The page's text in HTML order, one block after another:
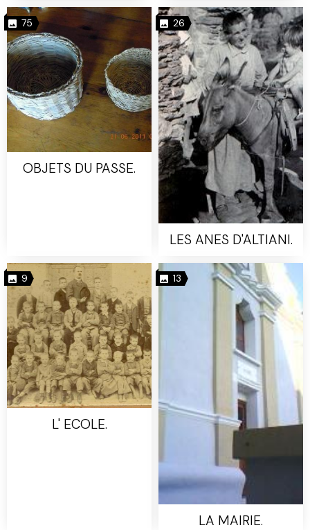
75
OBJETS DU PASSE.
26
LES ANES D'ALTIANI.
9
L' ECOLE.
13
LA MAIRIE.